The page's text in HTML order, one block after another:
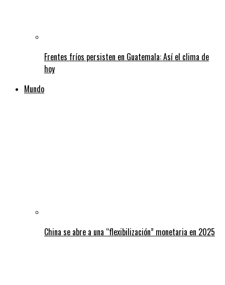
Frentes fríos persisten en Guatemala: Así el clima de
hoy
Mundo
China se abre a una “flexibilización” monetaria en 2025